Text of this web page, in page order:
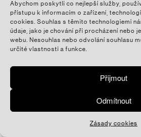
Abychom poskytli co nejlepší služby,
přístupu k informacím o zařízení,
cookies. Souhlas s těmito technologiemi
údaje, jako je chování při procházení nebo
webu. Nesouhlas nebo odvolání souhlasu
určité vlastnosti a funkce.
Přijmout
Odmítnout
Zásady cookies